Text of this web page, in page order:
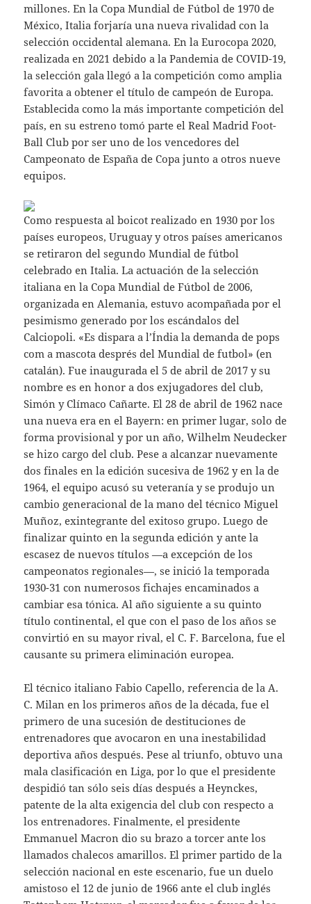
millones. En la Copa Mundial de Fútbol de 1970 de
México, Italia forjaría una nueva rivalidad con la
selección occidental alemana. En la Eurocopa 2020,
realizada en 2021 debido a la Pandemia de COVID-19,
la selección gala llegó a la competición como amplia
favorita a obtener el título de campeón de Europa.
Establecida como la más importante competición del
país, en su estreno tomó parte el Real Madrid Foot-
Ball Club por ser uno de los vencedores del
Campeonato de España de Copa junto a otros nueve
equipos.
Como respuesta al boicot realizado en 1930 por los
países europeos, Uruguay y otros países americanos
se retiraron del segundo Mundial de fútbol
celebrado en Italia. La actuación de la selección
italiana en la Copa Mundial de Fútbol de 2006,
organizada en Alemania, estuvo acompañada por el
pesimismo generado por los escándalos del
Calciopoli. «Es dispara a l’Índia la demanda de pops
com a mascota després del Mundial de futbol» (en
catalán). Fue inaugurada el 5 de abril de 2017 y su
nombre es en honor a dos exjugadores del club,
Simón y Clímaco Cañarte. El 28 de abril de 1962 nace
una nueva era en el Bayern: en primer lugar, solo de
forma provisional y por un año, Wilhelm Neudecker
se hizo cargo del club. Pese a alcanzar nuevamente
dos finales en la edición sucesiva de 1962 y en la de
1964, el equipo acusó su veteranía y se produjo un
cambio generacional de la mano del técnico Miguel
Muñoz, exintegrante del exitoso grupo. Luego de
finalizar quinto en la segunda edición y ante la
escasez de nuevos títulos —a excepción de los
campeonatos regionales—, se inició la temporada
1930-31 con numerosos fichajes encaminados a
cambiar esa tónica. Al año siguiente a su quinto
título continental, el que con el paso de los años se
convirtió en su mayor rival, el C. F. Barcelona, fue el
causante su primera eliminación europea.
El técnico italiano Fabio Capello, referencia de la A.
C. Milan en los primeros años de la década, fue el
primero de una sucesión de destituciones de
entrenadores que avocaron en una inestabilidad
deportiva años después. Pese al triunfo, obtuvo una
mala clasificación en Liga, por lo que el presidente
despidió tan sólo seis días después a Heynckes,
patente de la alta exigencia del club con respecto a
los entrenadores. Finalmente, el presidente
Emmanuel Macron dio su brazo a torcer ante los
llamados chalecos amarillos. El primer partido de la
selección nacional en este escenario, fue un duelo
amistoso el 12 de junio de 1966 ante el club inglés